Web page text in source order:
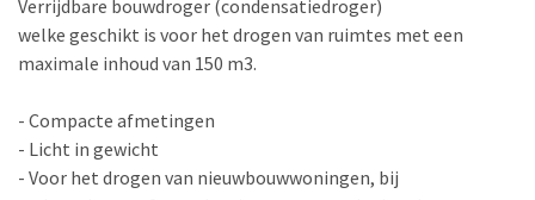
Verrijdbare bouwdroger (condensatiedroger)
welke geschikt is voor het drogen van ruimtes met een
maximale inhoud van 150 m3.
- Compacte afmetingen
- Licht in gewicht
- Voor het drogen van nieuwbouwwoningen, bij